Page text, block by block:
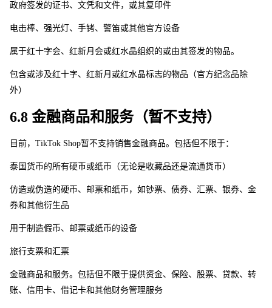
政府签发的证书、文凭和文件，或其复印件
电击棒、强光灯、手铐、警笛或其他官方设备
属于红十字会、红新月会或红水晶组织的或由其签发的物品。
包含或涉及红十字、红新月或红水晶标志的物品（官方纪念品除
外）
6.8 金融商品和服务（暂不支持）
目前，TikTok Shop暂不支持销售金融商品。包括但不限于：
泰国货币的所有硬币或纸币（无论是收藏品还是流通货币）
仿造或伪造的硬币、邮票和纸币，如钞票、债券、汇票、银券、金
券和其他衍生品
用于制造假币、邮票或纸币的设备
旅行支票和汇票
金融商品和服务。包括但不限于提供资金、保险、股票、贷款、转
账、信用卡、借记卡和其他财务管理服务